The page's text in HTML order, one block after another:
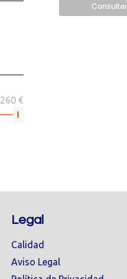
260 €
Legal
Calidad
Aviso Legal